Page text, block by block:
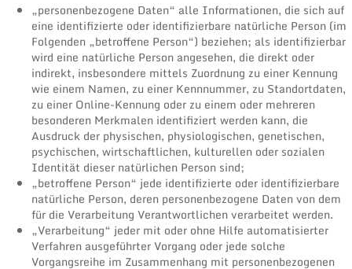
„personenbezogene Daten“ alle Informationen, die sich auf
eine identifizierte oder identifizierbare natürliche Person (im
Folgenden „betroffene Person“) beziehen; als identifizierbar
wird eine natürliche Person angesehen, die direkt oder
indirekt, insbesondere mittels Zuordnung zu einer Kennung
wie einem Namen, zu einer Kennnummer, zu Standortdaten,
zu einer Online-Kennung oder zu einem oder mehreren
besonderen Merkmalen identifiziert werden kann, die
Ausdruck der physischen, physiologischen, genetischen,
psychischen, wirtschaftlichen, kulturellen oder sozialen
Identität dieser natürlichen Person sind;
„betroffene Person“ jede identifizierte oder identifizierbare
natürliche Person, deren personenbezogene Daten von dem
für die Verarbeitung Verantwortlichen verarbeitet werden.
„Verarbeitung“ jeder mit oder ohne Hilfe automatisierter
Verfahren ausgeführter Vorgang oder jede solche
Vorgangsreihe im Zusammenhang mit personenbezogenen